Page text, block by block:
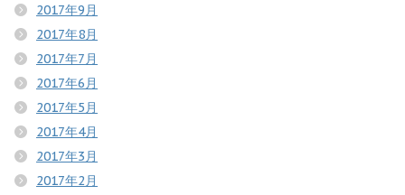
2017年9月
2017年8月
2017年7月
2017年6月
2017年5月
2017年4月
2017年3月
2017年2月